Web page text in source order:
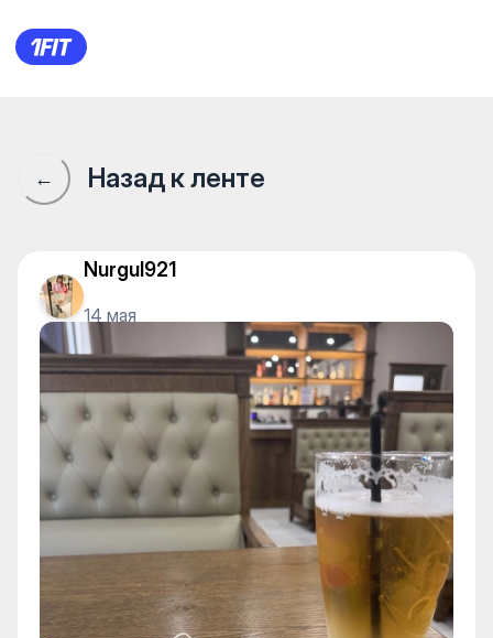
Банный комплекс Lavarium
← Назад к ленте
Nurgul921
14 мая